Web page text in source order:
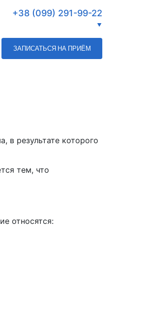
+38 (099) 291-99-22
ЗАПИСАТЬСЯ НА ПРИЁМ
в результате которого
тем, что
относятся: